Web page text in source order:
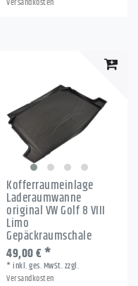
Kofferraumeinlage
Laderaumwanne
original VW Golf 8 VIII
Limo
Gepäckraumschale
49,00 € *
*inkl. ges. MwSt.zzgl.
Versandkosten